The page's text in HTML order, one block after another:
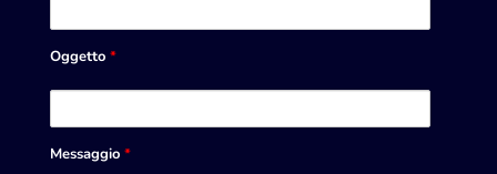
Oggetto *
Messaggio *